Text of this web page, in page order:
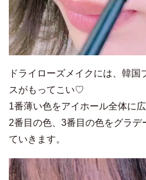
ドライローズメイクには、韓国
スがもってこい♡
1番薄い色をアイホール全体に広
2番目の色、3番目の色をグラデ
ていきます。